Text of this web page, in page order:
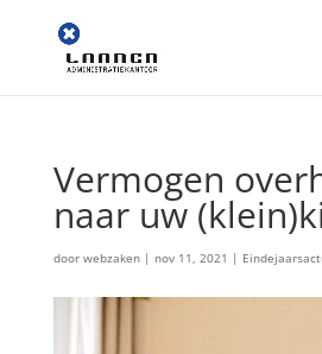
Vermogen
naar uw
door webzaken| nov 11, 2021 |